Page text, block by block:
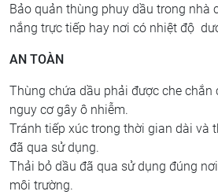
Bảo quản thùng phuy dầu trong nhà
nắng trực tiếp hay nơi có nhiệt độ
AN TOÀN
Thùng chứa dầu phải được che chắn
nguy cơ gây ô nhiễm.
Tránh tiếp xúc trong thời gian dài và
đã qua sử dụng.
Thải bỏ dầu đã qua sử dụng đúng
môi trường.